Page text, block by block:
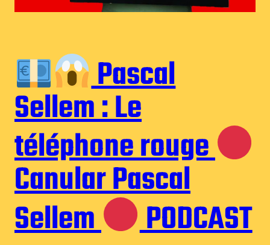
Pascal
Sellem : Le
téléphone rouge
Canular Pascal
Sellem PODCAST